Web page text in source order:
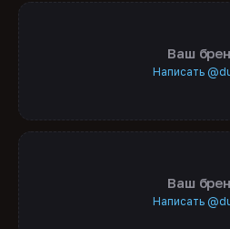
Ваш
Написать
Ваш
Написать